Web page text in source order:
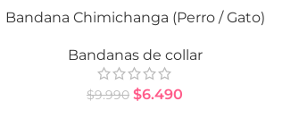
SELECCIONAR OPCIONES
Bandana Chimichanga (Perro / Gato)
Bandanas de collar
$9.990 $6.490